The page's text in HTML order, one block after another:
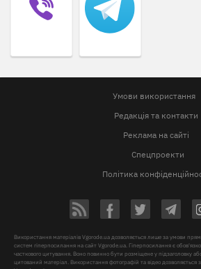
Умови використання
Редакція та контакти
Реклама на сайті
Спецпроекти
Політика
Використання матеріалів Vgorode.ua дозволяється лише за умови
систем гіперпосилання на сайт Vgorode.ua. Гіперпосилання є
часткового цитування. Воно повинно бути розміщене у підзаголовку
цитований матеріал. Використання фотографій та відео